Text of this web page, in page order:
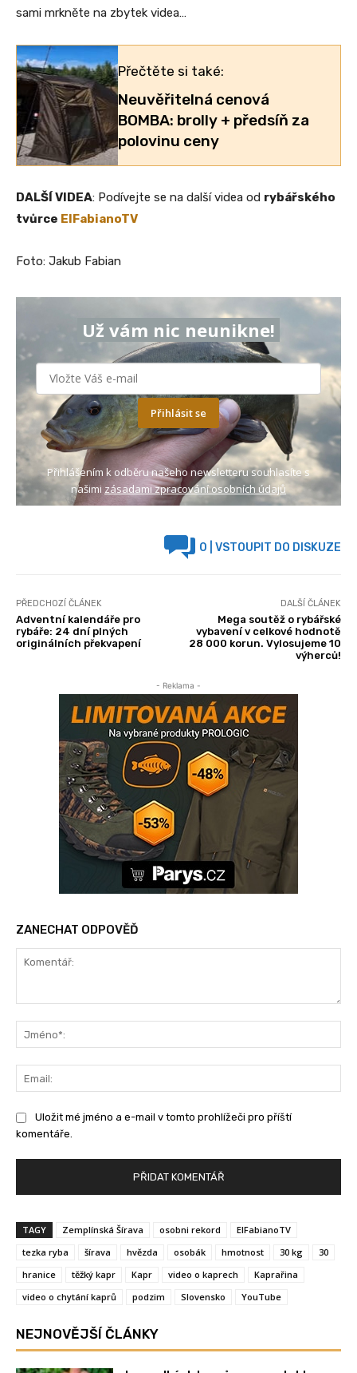
sami mrkněte na zbytek videa…
Přečtěte si také:
Neuvěřitelná cenová
BOMBA: brolly + předsíň za
polovinu ceny
DALŠÍ VIDEA: Podívejte se na další videa od rybářského
tvůrce ElFabianoTV
Foto: Jakub Fabian
Už vám nic neunikne!
Přihlásit se
Přihlášením k odběru našeho newsletteru souhlasíte s
našimi zásadami zpracování osobních údajů
0 | VSTOUPIT DO DISKUZE
PŘEDCHOZÍ ČLÁNEK
Adventní kalendáře pro
rybáře: 24 dní plných
originálních překvapení
DALŠÍ ČLÁNEK
Mega soutěž o rybářské
vybavení v celkové hodnotě
28 000 korun. Vylosujeme 10
výherců!
- Reklama -
ZANECHAT ODPOVĚĎ
Uložit mé jméno a e-mail v tomto prohlížeči pro příští
komentáře.
TAGY Zemplínská Šírava osobni rekord
ElFabianoTV
tezka ryba
šírava hvězda osobák hmotnost 30 kg
30
hranice
těžký kapr Kapr video o kaprech
Kaprařina
video o chytání kaprů
podzim Slovensko YouTube
NEJNOVĚJŠÍ ČLÁNKY